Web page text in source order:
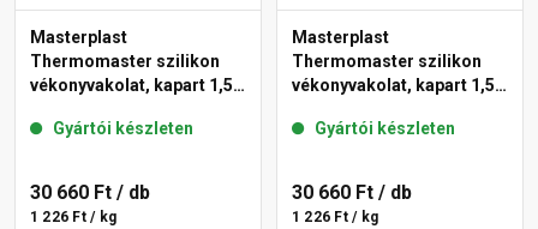
Masterplast
Thermomaster szilikon
vékonyvakolat, kapart 1,5
Gyártói készleten
30 660 Ft / db
1 226 Ft / kg
Masterplast
Thermomaster szilikon
vékonyvakolat, kapart 1,5
Gyártói készleten
30 660 Ft / db
1 226 Ft / kg